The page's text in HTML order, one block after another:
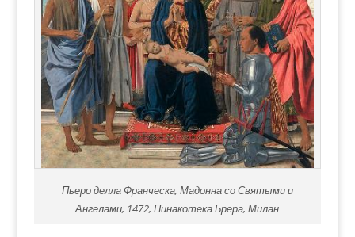
Пьеро делла Франческа, Мадонна со Святыми и
Ангелами, 1472, Пинакотека Брера, Милан